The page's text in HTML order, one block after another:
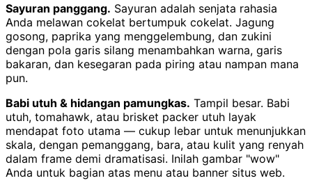
Sayuran panggang. Sayuran adalah senjata rahasia
Anda melawan cokelat bertumpuk cokelat. Jagung
gosong, paprika yang menggelembung, dan zukini
dengan pola garis silang menambahkan warna, garis
bakaran, dan kesegaran pada piring atau nampan mana
pun.
Babi utuh & hidangan pamungkas. Tampil besar. Babi
utuh, tomahawk, atau brisket packer utuh layak
mendapat foto utama — cukup lebar untuk menunjukkan
skala, dengan pemanggang, bara, atau kulit yang renyah
dalam frame demi dramatisasi. Inilah gambar "wow"
Anda untuk bagian atas menu atau banner situs web.